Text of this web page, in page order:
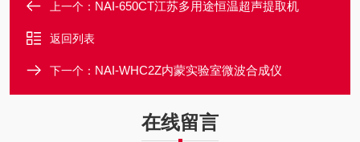
上一个： NAI-650CT江苏多用途恒温超声提取机
返回列表
下一个： NAI-WHC2Z内蒙实验室微波合成仪
在线留言